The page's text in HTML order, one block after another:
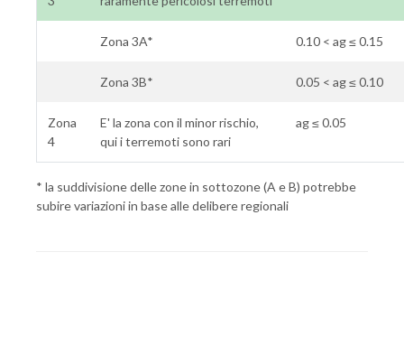
Zona 3A* 0.10 < ag ≤ 0.15
Zona 3B* 0.05 < ag ≤ 0.10
Zona
4
E' la zona con il minor rischio,
qui i terremoti sono rari
ag ≤ 0.05
* la suddivisione delle zone in sottozone (A e B) potrebbe
subire variazioni in base alle delibere regionali